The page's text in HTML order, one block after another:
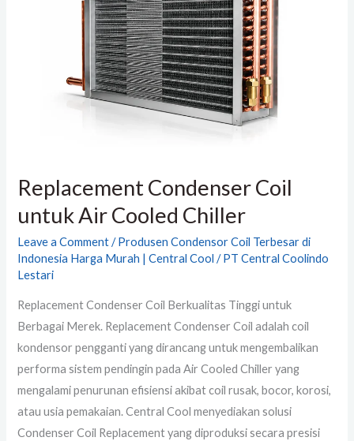
Replacement Condenser Coil
untuk Air Cooled Chiller
Leave a Comment /Produsen Condensor Coil Terbesar di
Indonesia Harga Murah | Central Cool /PT Central Coolindo
Lestari
Replacement Condenser Coil Berkualitas Tinggi untuk
Berbagai Merek. Replacement Condenser Coil adalah coil
kondensor pengganti yang dirancang untuk mengembalikan
performa sistem pendingin pada Air Cooled Chiller yang
mengalami penurunan efisiensi akibat coil rusak, bocor, korosi,
atau usia pemakaian. Central Cool menyediakan solusi
Condenser Coil Replacement yang diproduksi secara presisi